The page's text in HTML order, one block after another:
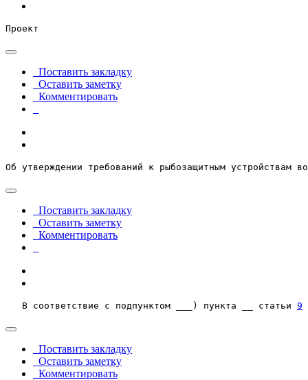
Проект
Поставить закладку
Оставить заметку
Комментировать
Об утверждении требований к рыбозащитным устройствам
Поставить закладку
Оставить заметку
Комментировать
   В соответствие с подпунктом ___) пункта __ статьи
9
Поставить закладку
Оставить заметку
Комментировать